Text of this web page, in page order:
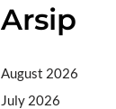
Arsip
August 2026
July 2026